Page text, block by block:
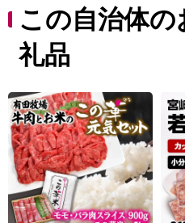
ローマ法王に謁見した伊東
「都於郡（とのこおり）城
ふれるまちです。
西都原台地には、春は桜・
が訪れる県内でも有数の観
カーをはじめとした多くの
ポーツキャンプ地としても
温暖な気候と豊かな大地か
全国でも高く評価されてい
この自治体
礼品